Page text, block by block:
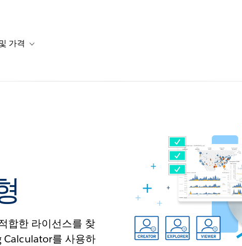
루션 for 리소스
가격 Toggle sub-navigation for 계획 및 가격
합한 라이선스를 찾
Calculator를 사용하